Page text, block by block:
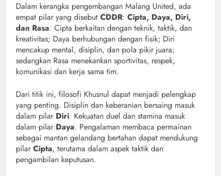
Dalam kerangka pengembangan Malang United, ada
empat pilar yang disebut CDDR: Cipta, Daya, Diri,
dan Rasa. Cipta berkaitan dengan teknik, taktik, dan
kreativitas; Daya berhubungan dengan fisik; Diri
mencakup mental, disiplin, dan pola pikir juara;
sedangkan Rasa menekankan sportivitas, respek,
komunikasi dan kerja sama tim.
Dari titik ini, filosofi Khusnul dapat menjadi pelengkap
yang penting. Disiplin dan keberanian bersaing masuk
dalam pilar Diri. Kekuatan duel dan stamina masuk
dalam pilar Daya. Pengalaman membaca permainan
sebagai mantan gelandang bertahan dapat mendukung
pilar Cipta, terutama dalam aspek taktik dan
pengambilan keputusan.